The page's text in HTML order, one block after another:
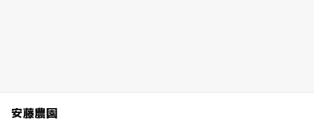
安藤農園